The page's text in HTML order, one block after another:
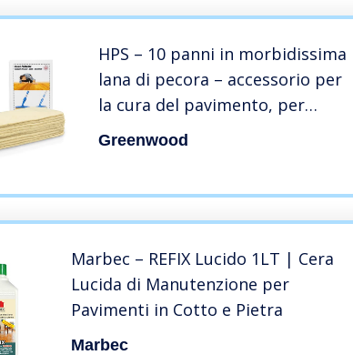
HPS – 10 panni in morbidissima
lana di pecora – accessorio per
la cura del pavimento, per
lucidare e oliare il parquet –
Greenwood
Marbec – REFIX Lucido 1LT | Cera
Lucida di Manutenzione per
Pavimenti in Cotto e Pietra
Marbec